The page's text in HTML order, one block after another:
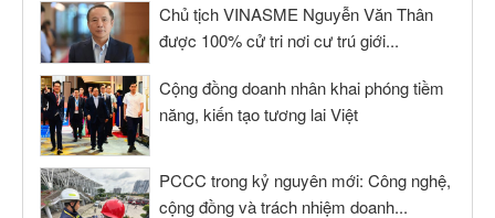
Chủ tịch VINASME Nguyễn Văn Thân
được 100% cử tri nơi cư trú giới...
Cộng đồng doanh nhân khai phóng tiềm
năng, kiến tạo tương lai Việt
PCCC trong kỷ nguyên mới: Công nghệ,
cộng đồng và trách nhiệm doanh...